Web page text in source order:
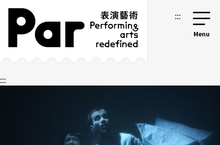
跳到主要内容区块
网站导览 :::
:::